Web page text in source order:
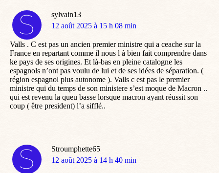
sylvain13
dit
12 août 2025 à 15 h 08 min
Valls . C est pas un ancien premier ministre qui a ceache sur la
France en repartant comme il nous l à bien fait comprendre dans
ke pays de ses origines. Et là-bas en pleine catalogne les
espagnols n’ont pas voulu de lui et de ses idées de séparation. (
région espagnol plus autonome ). Valls c est pas le premier
ministre qui du temps de son ministere s’est moque de Macron ..
qui est revenu la queu basse lorsque macron ayant réussit son
coup ( être president) l’a sifflé..
Stroumphette65
dit
12 août 2025 à 14 h 40 min